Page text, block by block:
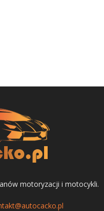
motoryzacji i motocykli.